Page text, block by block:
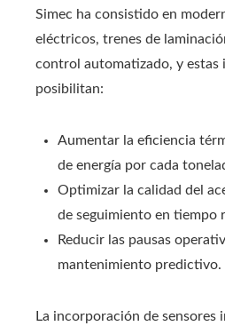
Simec ha consistido en
eléctricos, trenes de
control automatizado, y estas
posibilitan:
Aumentar la eficiencia
de energía por cada
Optimizar la calidad del
de seguimiento en tiempo
Reducir las pausas
mantenimiento predictivo.
La incorporación de sensores